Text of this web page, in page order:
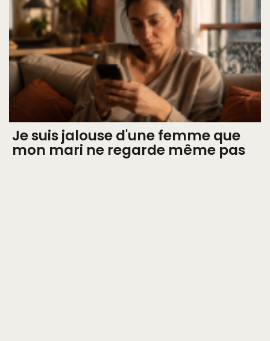
Je suis jalouse d'une femme que
mon mari ne regarde même pas